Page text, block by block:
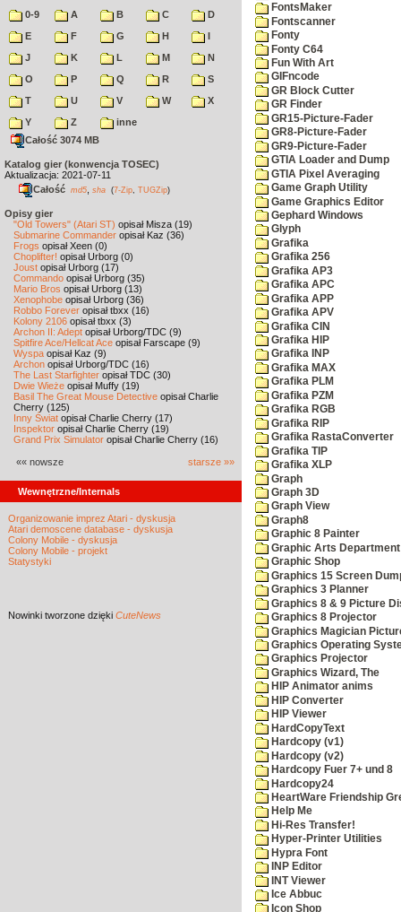
0-9 A B C
D
E
F G H
I
J
K L M
N
O
P Q R
S
T
U V W
X
Y
Z
inne
Całość 3074 MB
Katalog gier (konwencja TOSEC)
Aktualizacja: 2021-07-11
Całość md5 sha (7-Zip TUGZip)
Opisy gier
"Old Towers" (Atari ST) opisał Misza (19)
Submarine Commander opisał Kaz (36)
Frogs opisał Xeen (0)
Choplifter! opisał Urborg (0)
Joust opisał Urborg (17)
Commando opisał Urborg (35)
Mario Bros opisał Urborg (13)
Xenophobe opisał Urborg (36)
Robbo Forever opisał tbxx (16)
Kolony 2106 opisał tbxx (3)
Archon II: Adept opisał Urborg/TDC (9)
Spitfire Ace/Hellcat Ace opisał Farscape (9)
Wyspa opisał Kaz (9)
Archon opisał Urborg/TDC (16)
The Last Starfighter opisał TDC (30)
Dwie Wieże opisał Muffy (19)
Basil The Great Mouse Detective opisał Charlie
Cherry (125)
Inny Świat opisał Charlie Cherry (17)
Inspektor opisał Charlie Cherry (19)
Grand Prix Simulator opisał Charlie Cherry (16)
«« nowsze starsze »»
Wewnętrzne/Internals
Organizowanie imprez Atari - dyskusja
Atari demoscene database - dyskusja
Colony Mobile - dyskusja
Colony Mobile - projekt
Statystyki
Nowinki tworzone dzięki CuteNews
FontsMaker
Fontscanner
Fonty
Fonty C64
Fun With Art
GIFncode
GR Block Cutter
GR Finder
GR15-Picture-Fader
GR8-Picture-Fader
GR9-Picture-Fader
GTIA Loader and Dump
GTIA Pixel Averaging
Game Graph Utility
Game Graphics Editor
Gephard Windows
Glyph
Grafika
Grafika 256
Grafika AP3
Grafika APC
Grafika APP
Grafika APV
Grafika CIN
Grafika HIP
Grafika INP
Grafika MAX
Grafika PLM
Grafika PZM
Grafika RGB
Grafika RIP
Grafika RastaConverter
Grafika TIP
Grafika XLP
Graph
Graph 3D
Graph View
Graph8
Graphic 8 Painter
Graphic Arts Department
Graphic Shop
Graphics 15 Screen
Graphics 3 Planner
Graphics 8 & 9 Picture
Graphics 8 Projector
Graphics Magician
Graphics Operating
Graphics Projector
Graphics Wizard, The
HIP Animator anims
HIP Converter
HIP Viewer
HardCopyText
Hardcopy (v1)
Hardcopy (v2)
Hardcopy Fuer 7+ und 8
Hardcopy24
HeartWare Friendship
Help Me
Hi-Res Transfer!
Hyper-Printer Utilities
Hypra Font
INP Editor
INT Viewer
Ice Abbuc
Icon Shop